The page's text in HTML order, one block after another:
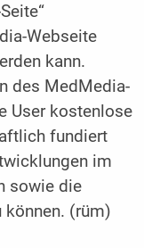
Webseite
kann.
des MedMedia-
User kostenlose
fundiert
im
sowie die
können. (rüm)